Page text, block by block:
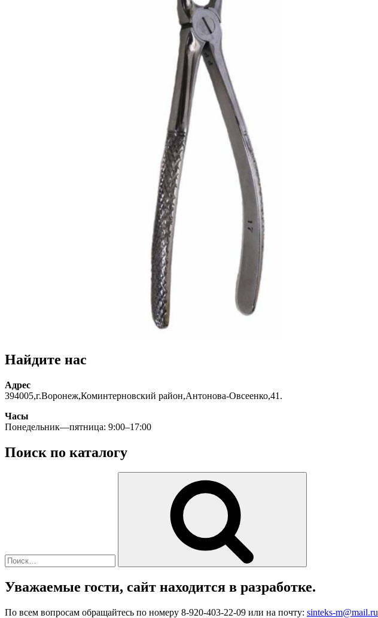
Найдите нас
Адрес
394005,г.Воронеж,Коминтерновский район,Антонова-Овсеенко,41.
Часы
Понедельник—пятница: 9:00–17:00
Поиск по каталогу
Уважаемые гости, сайт находится в разработке.
По всем вопросам обращайтесь по номеру 8-920-403-22-09 или на почту: sinteks-m@mail.ru